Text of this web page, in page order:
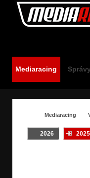
Mediaracing
Mediaracing
2026 2025